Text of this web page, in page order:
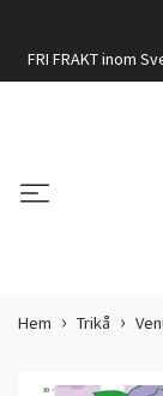
FRI FRAKT inom
Hem Trikå